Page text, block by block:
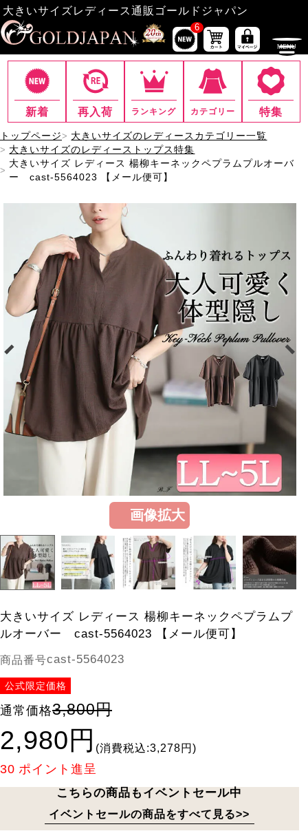
大きいサイズレディース通販ゴールドジャパン
6
新着 再入荷 ランキング カテゴリー 特集
トップページ
大きいサイズのレディースカテゴリー一覧
大きいサイズのレディーストップス特集
大きいサイズ レディース 楊柳キーネックペプラムプルオーバ
ー cast-5564023 【メール便可】
大きいサイズ レディース 楊柳キーネックペプラムプ
ルオーバー cast-5564023 【メール便可】
商品番号cast-5564023
公式限定価格
通常価格3,800円
2,980円 (消費税込:3,278円)
30 ポイント進呈
こちらの商品もイベントセール中
イベントセールの商品をすべて見る>>
画像拡大